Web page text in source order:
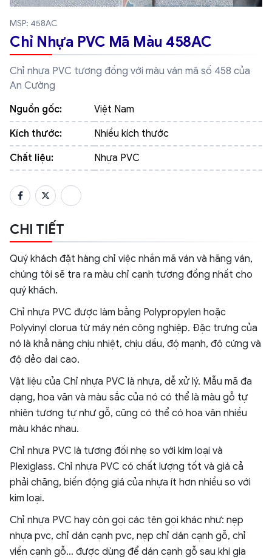
MSP: 458AC
Chỉ Nhựa PVC Mã Màu 458AC
Chỉ nhựa PVC tương đồng với màu ván mã số 458 của
An Cường
Nguồn gốc:
Việt Nam
Kích thước:
Nhiều kích thước
Chất liệu:
Nhựa PVC
CHI TIẾT
Quý khách đặt hàng chỉ việc nhắn mã ván và hãng ván,
chúng tôi sẽ tra ra màu chỉ cạnh tương đồng nhất cho
quý khách.
Chỉ nhựa PVC được làm bằng Polypropylen hoặc
Polyvinyl clorua từ máy nén công nghiệp. Đặc trưng của
nó là khả năng chịu nhiệt, chịu dầu, độ mạnh, độ cứng và
độ dẻo dai cao.
Vật liệu của Chỉ nhựa PVC là nhựa, dễ xử lý. Mẫu mã đa
dạng, hoa văn và màu sắc của nó có thể là màu gỗ tự
nhiên tương tự như gỗ, cũng có thể có hoa văn nhiều
màu khác nhau.
Chỉ nhựa PVC là tương đối nhẹ so với kim loại và
Plexiglass. Chỉ nhựa PVC có chất lượng tốt và giá cả
phải chăng, biến động giá của nhựa ít hơn nhiều so với
kim loại.
Chỉ nhựa PVC hay còn gọi các tên gọi khác như: nẹp
nhựa pvc, chỉ dán cạnh pvc, nẹp chỉ dán cạnh gỗ, chỉ
viền cạnh gỗ… được dùng để dán cạnh gỗ sau khi gia